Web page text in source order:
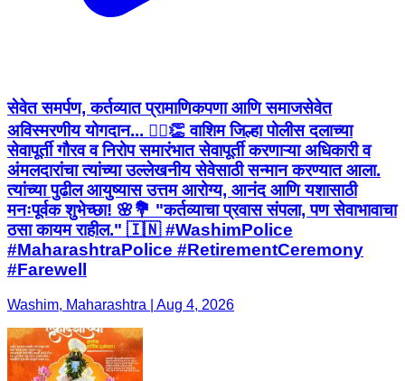
सेवेत समर्पण, कर्तव्यात प्रामाणिकपणा आणि समाजसेवेत
अविस्मरणीय योगदान... 👮‍♂️👏 वाशिम जिल्हा पोलीस दलाच्या
सेवापूर्ती गौरव व निरोप समारंभात सेवापूर्ती करणाऱ्या अधिकारी व
अंमलदारांचा त्यांच्या उल्लेखनीय सेवेसाठी सन्मान करण्यात आला.
त्यांच्या पुढील आयुष्यास उत्तम आरोग्य, आनंद आणि यशासाठी
मनःपूर्वक शुभेच्छा! 🌸💐 "कर्तव्याचा प्रवास संपला, पण सेवाभावाचा
ठसा कायम राहील." 🇮🇳 #WashimPolice
#MaharashtraPolice #RetirementCeremony
#Farewell
Washim, Maharashtra | Aug 4, 2026